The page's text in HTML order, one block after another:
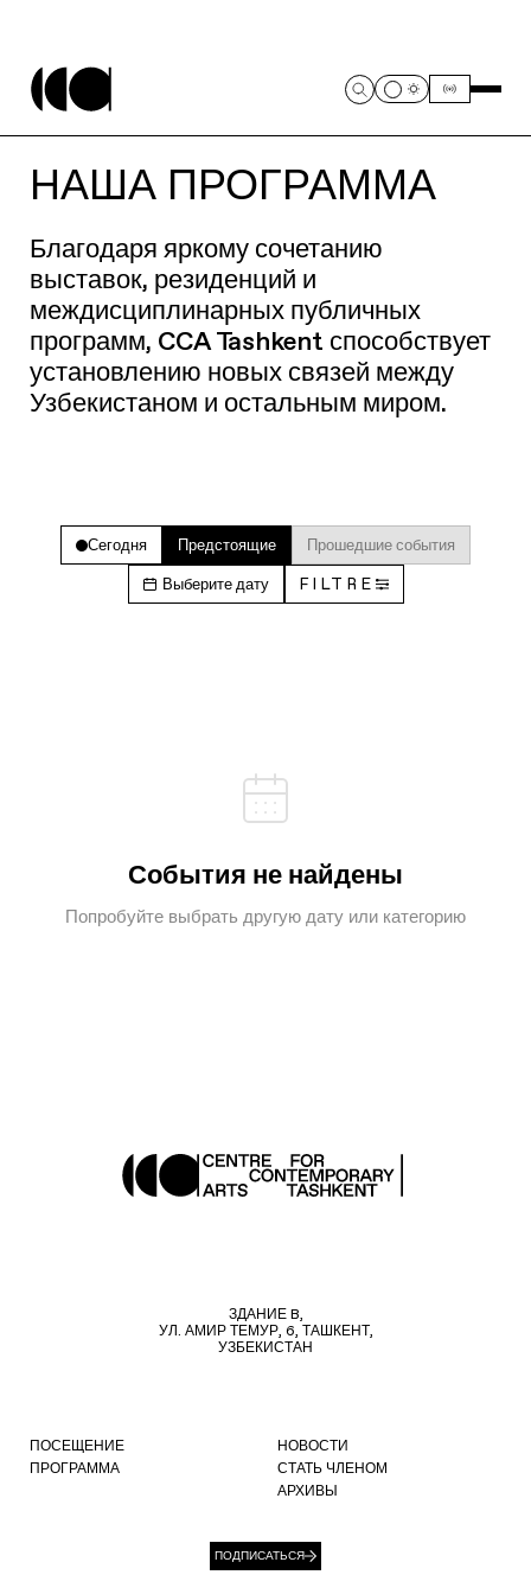
НАША ПРОГРАММА
Благодаря яркому сочетанию
выставок, резиденций и
междисциплинарных публичных
программ, CCA Tashkent способствует
установлению новых связей между
Узбекистаном и остальным миром.
Сегодня Предстоящие Прошедшие события
Выберите дату FILTRE
События не найдены
Попробуйте выбрать другую дату или категорию
ЗДАНИЕ B,
УЛ. АМИР ТЕМУР, 6, ТАШКЕНТ,
УЗБЕКИСТАН
ПОСЕЩЕНИЕ
ПРОГРАММА
НОВОСТИ
СТАТЬ ЧЛЕНОМ
АРХИВЫ
ПОДПИСАТЬСЯ